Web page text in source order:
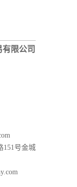
限公司
151号金城